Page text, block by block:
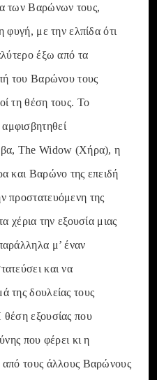
των Βαρώνων τους,
φυγή, με την ελπίδα ότι
έξω από τα
του Βαρώνου τους
τη θέση τους. Το
The Widow (Χήρα), η
και Βαρώνο της επειδή
προστατευόμενη της
χέρια την εξουσία μιας
μ’ έναν
και να
της δουλείας τους
εξουσίας που
που φέρει κι η
από τους άλλους Βαρώνους